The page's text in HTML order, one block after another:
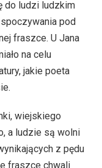
do ludzi ludzkim
pod
fraszce. U Jana
na celu
jakie poeta
wiejskiego
a ludzie są wolni
z pędu
fraszce chwali